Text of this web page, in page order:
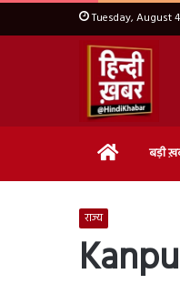
Tuesday, August
Home बड़ी
राज्य